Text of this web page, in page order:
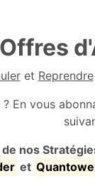
et Reprendre
En vous
nos
et